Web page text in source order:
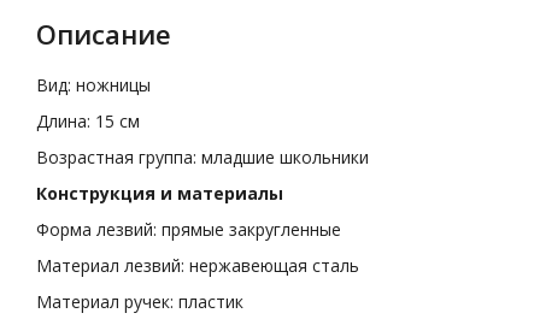
Описание
Вид: ножницы
Длина: 15 см
Возрастная группа: младшие школьники
Конструкция и материалы
Форма лезвий: прямые закругленные
Материал лезвий: нержавеющая сталь
Материал ручек: пластик